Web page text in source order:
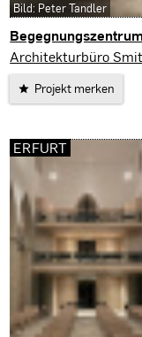
Ellrich
Architekturbüro
Projekt merken
Bild: Peter Tandler
ERFURT